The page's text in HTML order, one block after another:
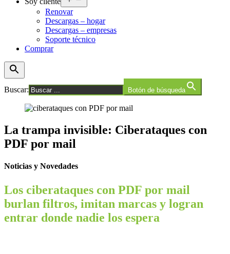
el
Renovar
Descargas – hogar
Descargas – empresas
Soporte técnico
Comprar
Buscar: Botón de búsqueda
La trampa invisible: Ciberataques con
PDF por mail
Noticias y Novedades
Los ciberataques con PDF por mail
burlan filtros, imitan marcas y logran
entrar donde nadie los espera